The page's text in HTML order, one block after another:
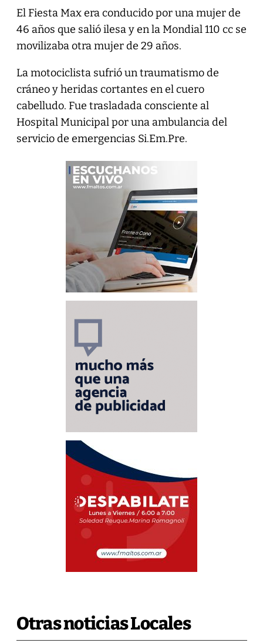
El Fiesta Max era conducido por una mujer de
46 años que salió ilesa y en la Mondial 110 cc se
movilizaba otra mujer de 29 años.
La motociclista sufrió un traumatismo de
cráneo y heridas cortantes en el cuero
cabelludo. Fue trasladada consciente al
Hospital Municipal por una ambulancia del
servicio de emergencias Si.Em.Pre.
Otras noticias Locales